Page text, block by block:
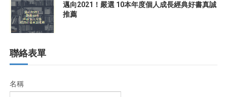
邁向2021！嚴選 10本年度個人成長經典好書真誠
推薦
聯絡表單
名稱